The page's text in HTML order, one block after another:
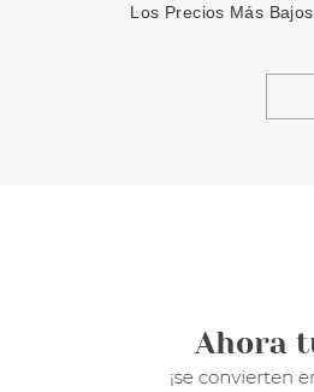
Los Precios Más Bajos